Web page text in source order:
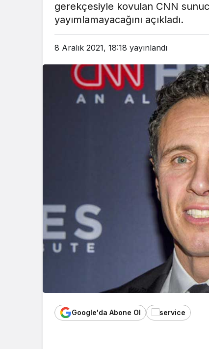
gerekçesiyle kovulan CNN
yayımlamayacağını açıkladı.
8 Aralık 2021, 18:18 yayınlandı
Google'da Abone Ol